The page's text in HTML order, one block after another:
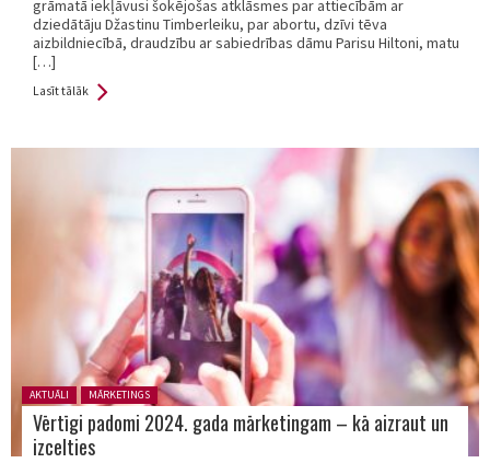
grāmatā iekļāvusi šokējošas atklāsmes par attiecībām ar
dziedātāju Džastinu Timberleiku, par abortu, dzīvi tēva
aizbildniecībā, draudzību ar sabiedrības dāmu Parisu Hiltoni, matu
[…]
Lasīt tālāk
Posted in:
AKTUĀLI MĀRKETINGS
Vērtīgi padomi 2024. gada mārketingam – kā aizraut un
izcelties